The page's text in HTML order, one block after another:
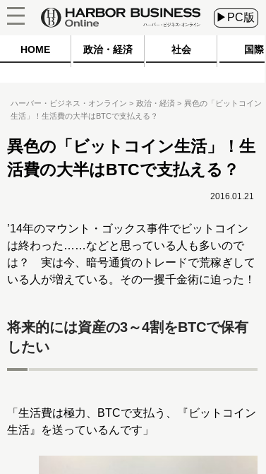
▶PC版
HOME 政治・経済 社会 国際
ハーバー・ビジネス・オンライン 政治・経済
異色の「ビットコイン
生活」！生活費の大半はBTCで支払える？
異色の「ビットコイン生活」！生
活費の大半はBTCで支払える？
2016.01.21
’14年のマウント・ゴックス事件でビットコイン
は終わった……などと思っている人も多いので
は？ 実は今、暗号通貨のトレードで荒稼ぎして
いる人が増えている。その一攫千金術に迫った！
将来的には資産の3～4割をBTCで保有
したい
「生活費は極力、BTCで支払う、『ビットコイン
生活』を送っているんです」